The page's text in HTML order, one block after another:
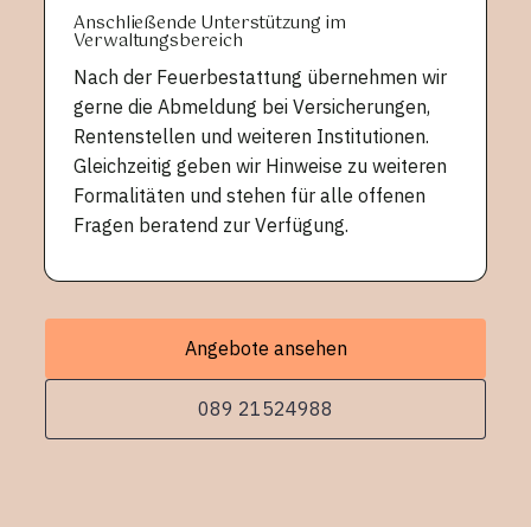
Anschließende Unterstützung im
Verwaltungsbereich
Nach der Feuerbestattung übernehmen wir
gerne die Abmeldung bei Versicherungen,
Rentenstellen und weiteren Institutionen.
Gleichzeitig geben wir Hinweise zu weiteren
Formalitäten und stehen für alle offenen
Fragen beratend zur Verfügung.
Angebote ansehen
089 21524988